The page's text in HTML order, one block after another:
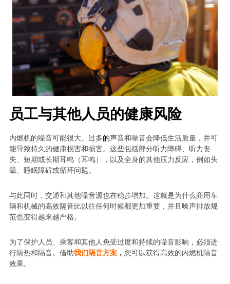
员工与其他人员的健康风险
内燃机的噪音可能很大。过多的声音和噪音会降低生活质量，并可
能导致持久的健康损害和损害。这些包括部分听力障碍、听力丧
失、短期或长期耳鸣（耳鸣），以及全身的其他压力反应，例如头
晕、睡眠障碍或循环问题。
与此同时，交通和其他噪音源也在稳步增加。这就是为什么商用车
辆和机械的高效隔音比以往任何时候都更加重要，并且噪声排放规
范也变得越来越严格。
为了保护人员、乘客和其他人免受过度和持续的噪音影响，必须进
行隔热和隔音。借助我们隔音方案， 您可以获得高效的内燃机隔音
效果。